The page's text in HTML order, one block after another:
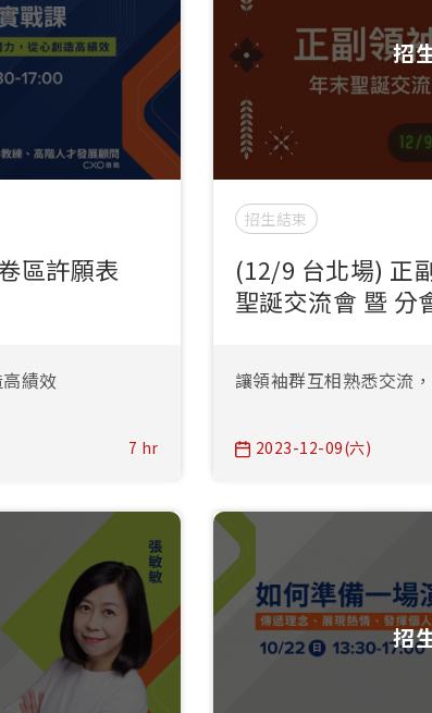
區許願表
績效
7 hr
招
招生結束
(12/9 台北場) 正
聖誕交流會 暨 分
讓領袖群互相熟悉交流
2023-12-09(六)
招